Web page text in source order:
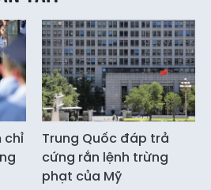
chỉ
Trung Quốc đáp trả
cứng rắn lệnh trừng
phạt của Mỹ